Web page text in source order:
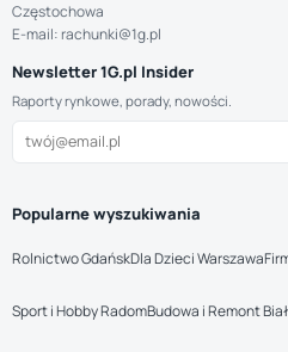
Częstochowa
E-mail: rachunki@1g.pl
Newsletter 1G.pl Insider
Raporty rynkowe, porady, nowości.
Popularne wyszukiwania
Rolnictwo GdańskDla Dzieci Warszawa
Sport i Hobby RadomBudowa i Remont